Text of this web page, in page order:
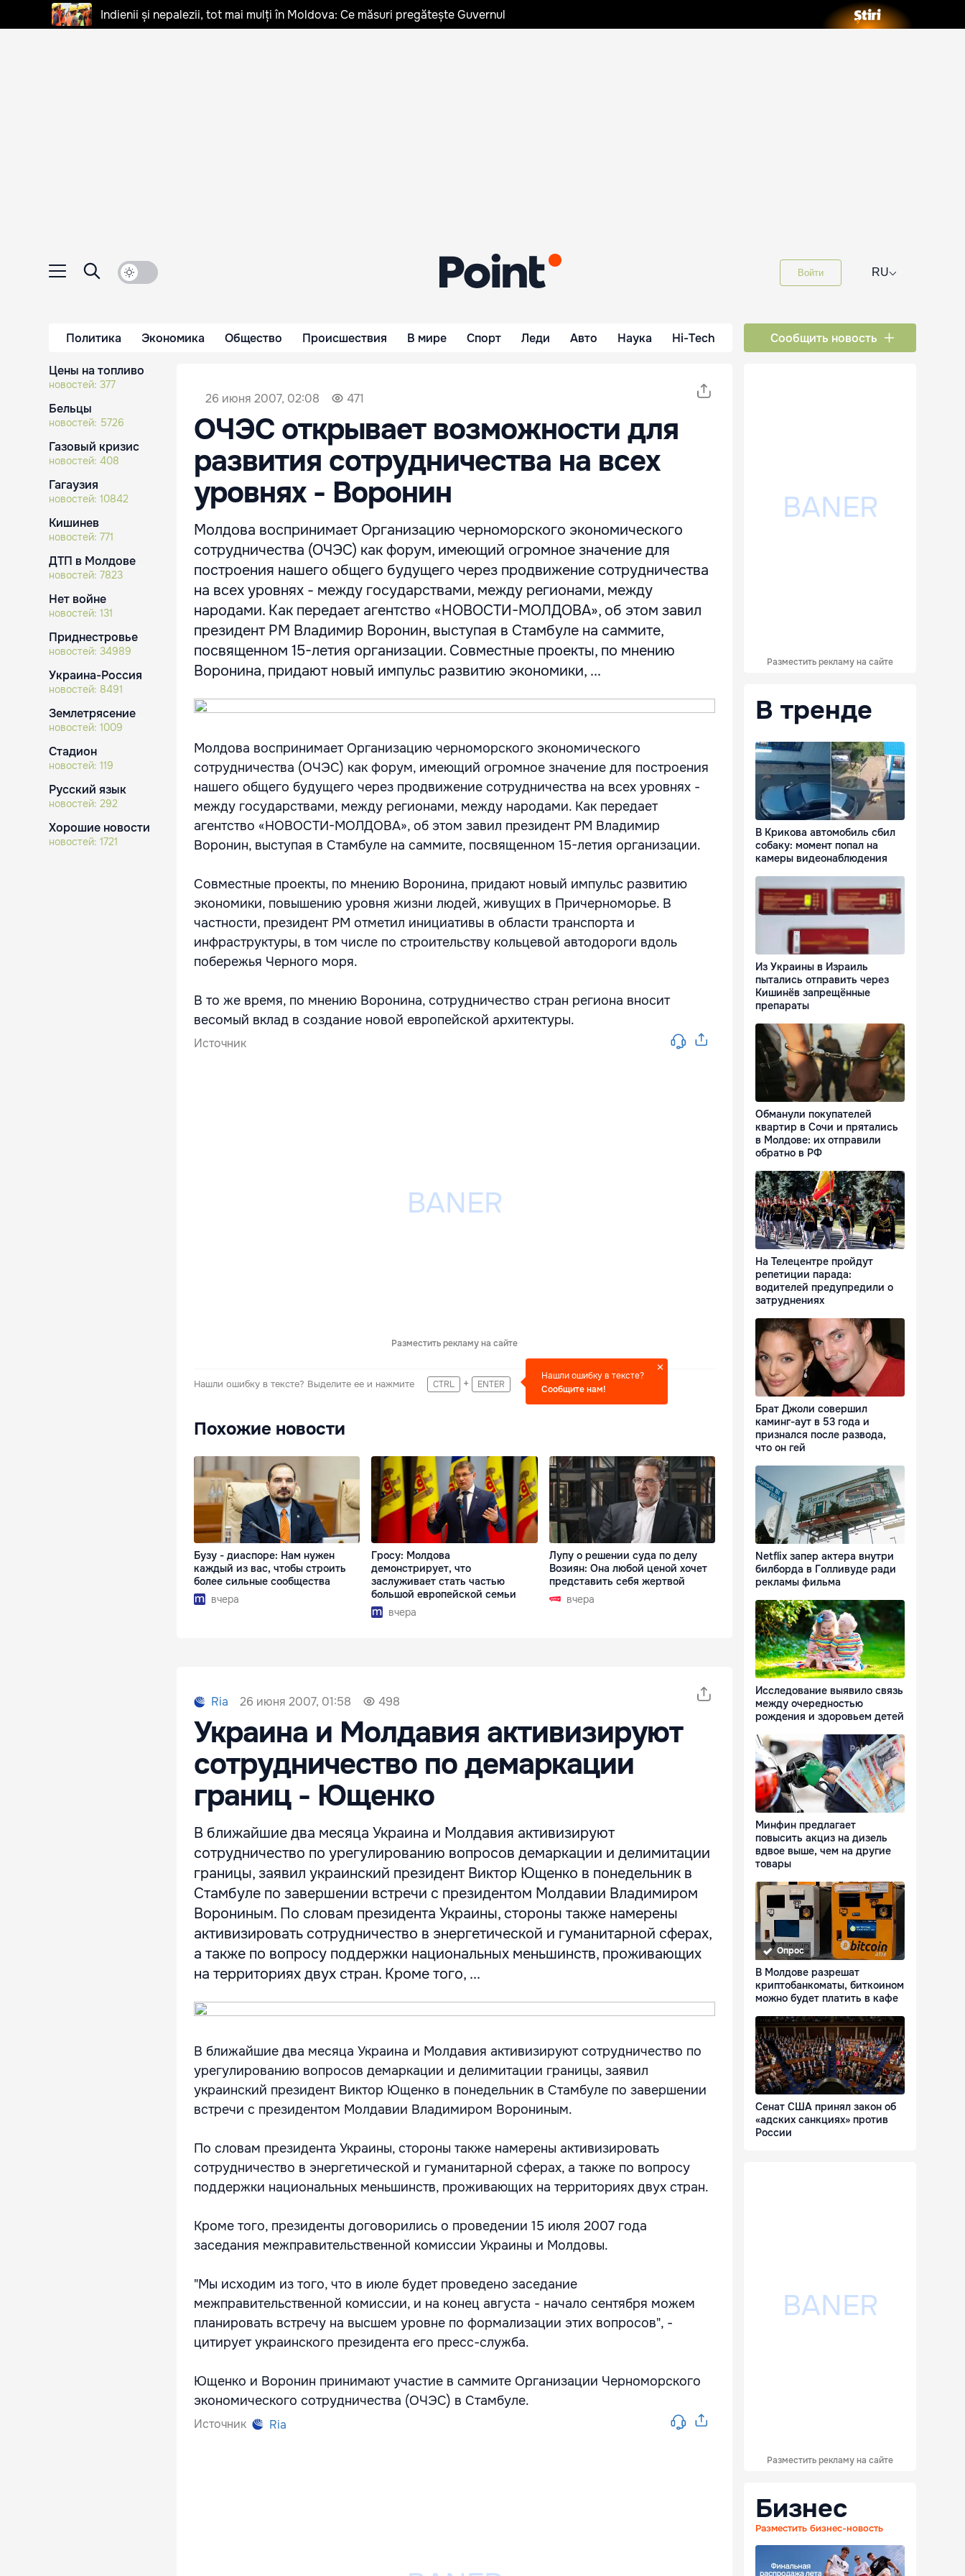
Indienii și nepalezii, tot mai mulți în Moldova: Ce măsuri pregătește Guvernul
Войти RU⌵
Политика Экономика Общество Происшествия В мире Спорт Леди Авто Наука Hi-Tech Сообщить новость
Цены на топливо
новостей: 377
Бельцы
новостей: 5726
Газовый кризис
новостей: 408
Гагаузия
новостей: 10842
Кишинев
новостей: 771
ДТП в Молдове
новостей: 7823
Нет войне
новостей: 131
Приднестровье
новостей: 34989
Украина-Россия
новостей: 8491
Землетрясение
новостей: 1009
Стадион
новостей: 119
Русский язык
новостей: 292
Хорошие новости
новостей: 1721
26 июня 2007, 02:08 471
ОЧЭС открывает возможности для
развития сотрудничества на всех
уровнях - Воронин
Молдова воспринимает Организацию черноморского экономического
сотрудничества (ОЧЭС) как форум, имеющий огромное значение для
построения нашего общего будущего через продвижение сотрудничества
на всех уровнях - между государствами, между регионами, между
народами. Как передает агентство «НОВОСТИ-МОЛДОВА», об этом завил
президент РМ Владимир Воронин, выступая в Стамбуле на саммите,
посвященном 15-летия организации. Совместные проекты, по мнению
Воронина, придают новый импульс развитию экономики, ...
Молдова воспринимает Организацию черноморского экономического
сотрудничества (ОЧЭС) как форум, имеющий огромное значение для построения
нашего общего будущего через продвижение сотрудничества на всех уровнях -
между государствами, между регионами, между народами. Как передает
агентство «НОВОСТИ-МОЛДОВА», об этом завил президент РМ Владимир
Воронин, выступая в Стамбуле на саммите, посвященном 15-летия организации.
Совместные проекты, по мнению Воронина, придают новый импульс развитию
экономики, повышению уровня жизни людей, живущих в Причерноморье. В
частности, президент РМ отметил инициативы в области транспорта и
инфраструктуры, в том числе по строительству кольцевой автодороги вдоль
побережья Черного моря.
В то же время, по мнению Воронина, сотрудничество стран региона вносит
весомый вклад в создание новой европейской архитектуры.
Источник
Разместить рекламу на сайте
Нашли ошибку в тексте? Выделите ее и нажмите CTRL + ENTER
Нашли ошибку в тексте?
Сообщите нам!
Похожие новости
Бузу - диаспоре: Нам нужен
каждый из вас, чтобы строить
более сильные сообщества
вчера
Гросу: Молдова
демонстрирует, что
заслуживает стать частью
большой европейской семьи
вчера
Лупу о решении суда по делу
Возиян: Она любой ценой хочет
представить себя жертвой
вчера
Ria 26 июня 2007, 01:58 498
Украина и Молдавия активизируют
сотрудничество по демаркации
границ - Ющенко
В ближайшие два месяца Украина и Молдавия активизируют
сотрудничество по урегулированию вопросов демаркации и делимитации
границы, заявил украинский президент Виктор Ющенко в понедельник в
Стамбуле по завершении встречи с президентом Молдавии Владимиром
Ворониным. По словам президента Украины, стороны также намерены
активизировать сотрудничество в энергетической и гуманитарной сферах,
а также по вопросу поддержки национальных меньшинств, проживающих
на территориях двух стран. Кроме того, ...
В ближайшие два месяца Украина и Молдавия активизируют сотрудничество по
урегулированию вопросов демаркации и делимитации границы, заявил
украинский президент Виктор Ющенко в понедельник в Стамбуле по завершении
встречи с президентом Молдавии Владимиром Ворониным.
По словам президента Украины, стороны также намерены активизировать
сотрудничество в энергетической и гуманитарной сферах, а также по вопросу
поддержки национальных меньшинств, проживающих на территориях двух стран.
Кроме того, президенты договорились о проведении 15 июля 2007 года
заседания межправительственной комиссии Украины и Молдовы.
"Мы исходим из того, что в июле будет проведено заседание
межправительственной комиссии, и на конец августа - начало сентября можем
планировать встречу на высшем уровне по формализации этих вопросов", -
цитирует украинского президента его пресс-служба.
Ющенко и Воронин принимают участие в саммите Организации Черноморского
экономического сотрудничества (ОЧЭС) в Стамбуле.
Источник Ria
Разместить рекламу на сайте
В тренде
В Крикова автомобиль сбил
собаку: момент попал на
камеры видеонаблюдения
Из Украины в Израиль
пытались отправить через
Кишинёв запрещённые
препараты
Обманули покупателей
квартир в Сочи и прятались
в Молдове: их отправили
обратно в РФ
На Телецентре пройдут
репетиции парада:
водителей предупредили о
затруднениях
Брат Джоли совершил
каминг-аут в 53 года и
признался после развода,
что он гей
Netflix запер актера внутри
билборда в Голливуде ради
рекламы фильма
Исследование выявило связь
между очередностью
рождения и здоровьем детей
Минфин предлагает
повысить акциз на дизель
вдвое выше, чем на другие
товары
Опрос
В Молдове разрешат
криптобанкоматы, биткоином
можно будет платить в кафе
Сенат США принял закон об
«адских санкциях» против
России
Разместить рекламу на сайте
Бизнес
Разместить бизнес-новость